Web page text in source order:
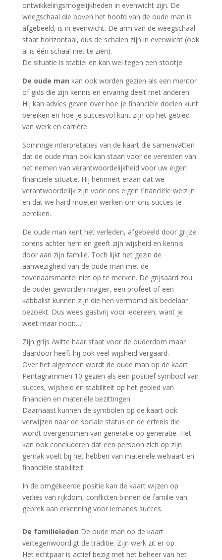
ontwikkelingsmogelijkheden in evenwicht zijn. De
weegschaal die boven het hoofd van de oude man is
afgebeeld, is in evenwicht. De arm van de weegschaal
staat horizontaal, dus de schalen zijn in evenwicht (ook
al is één schaal niet te zien).
De situatie is stabiel en kan wel tegen een stootje.
De oude man kan ook worden gezien als een mentor
of gids die zijn kennis en ervaring deelt met anderen.
Hij kan advies geven over hoe je financiële doelen kunt
bereiken en hoe je succesvol kunt zijn op het gebied
van werk en carrière.
Sommige interpretaties van de kaart die samenvatten
dat de oude man ook kan staan ​​voor de vereisten van
het nemen van verantwoordelijkheid voor uw eigen
financiële situatie. Hij herinnert eraan dat we
verantwoordelijk zijn voor ons eigen financiële welzijn
en dat we hard moeten werken om ons succes te
bereiken.
De oude man kent het verleden, afgebeeld door grijze
torens achter hem en geeft zijn wijsheid en kennis
door aan zijn familie. Toch lijkt het gezin de
aanwezigheid van de oude man met de
tovenaarsmantel niet op te merken. De grijsaard zou
de ouder geworden magiër, een profeet of een
kabbalist kunnen zijn die hen vermomd als bedelaar
bezoekt. Dus wees gastvrij voor iedereen, want je
weet maar nooit…!
Zijn grijs /witte haar staat voor de ouderdom maar
daardoor heeft hij ook veel wijsheid vergaard.
Over het algemeen wordt de oude man op de kaart
Pentagrammen 10 gezien als een positief symbool van
succes, wijsheid en stabiliteit op het gebied van
financiën en materiële bezittingen.
Daarnaast kunnen de symbolen op de kaart ook
verwijzen naar de sociale status en de erfenis die
wordt overgenomen van generatie op generatie. Het
kan ook concluderen dat een persoon zich op zijn
gemak voelt bij het hebben van materiële welvaart en
financiële stabiliteit.
In de omgekeerde positie kan de kaart wijzen op
verlies van rijkdom, conflicten binnen de familie van
gebrek aan erkenning voor iemands succes.
De familieleden De oude man op de kaart
vertegenwoordigt de traditie. Zijn werk zit er op.
Het echtpaar is actief bezig met het beheer van het